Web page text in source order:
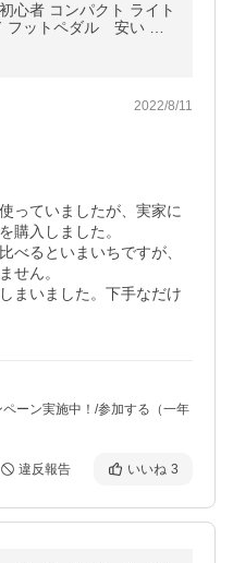
心者 コンパクト ライト
フットペダル 安い プ
2022/8/11
っていましたが、実家に
購入しました。
べるといまいちですが、
せん。
まいました。下手なだけ
ーン実施中！/参加する（一年
違反報告 いいね 3